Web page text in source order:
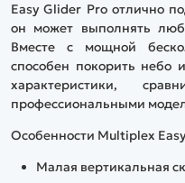
Easy Glider Pro отлично
он может выполнять
Вместе с мощной
способен покорить небо
характеристики,
профессиональными
Особенности Multiplex
Малая вертикальная